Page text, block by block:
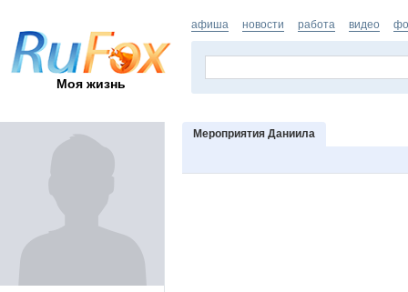
Моя жизнь
афиша новости работа видео
Мероприятия Даниила